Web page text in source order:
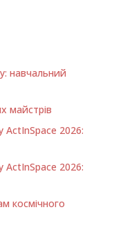
навчальний
майстрів
ActInSpace 2026:
ActInSpace 2026:
космічного